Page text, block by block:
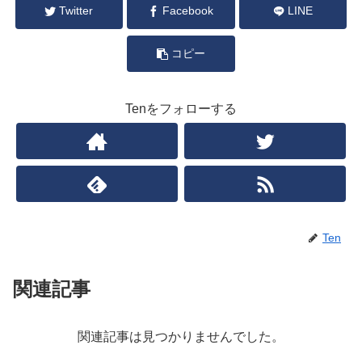
Twitter Facebook LINE
コピー
Tenをフォローする
Ten
関連記事
関連記事は見つかりませんでした。